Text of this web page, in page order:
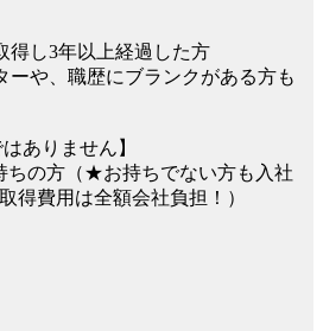
得し3年以上経過した方
ーや、職歴にブランクがある方も
ありません】
ちの方（★お持ちでない方も入社
得費用は全額会社負担！）